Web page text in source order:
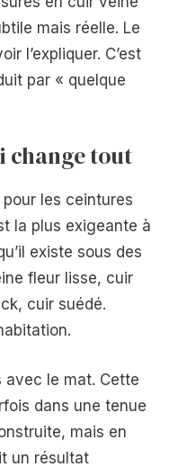
mais réelle. Le
l’expliquer. C’est
par « quelque
change tout
les ceintures
la plus exigeante à
existe sous des
fleur lisse, cuir
cuir suédé.
avec le mat. Cette
dans une tenue
mais en
un résultat